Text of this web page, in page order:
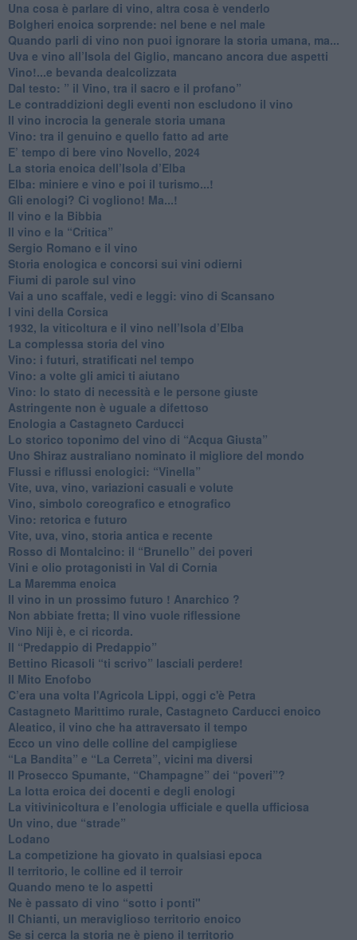
​Una cosa è parlare di vino, altra cosa è venderlo
Bolgheri enoica sorprende: nel bene e nel male
​Quando parli di vino non puoi ignorare la storia umana, ma...
Uva e vino all’Isola del Giglio, mancano ancora due aspetti
​Vino!...e bevanda dealcolizzata
​Dal testo: ” il Vino, tra il sacro e il profano”
Le contraddizioni degli eventi non escludono il vino
​Il vino incrocia la generale storia umana
Vino: tra il genuino e quello fatto ad arte
E’ tempo di bere vino Novello, 2024
La storia enoica dell’Isola d’Elba
Elba: miniere e vino e poi il turismo...!
​Gli enologi? Ci vogliono! Ma...!
​Il vino e la Bibbia
​Il vino e la “Critica”
Sergio Romano e il vino
​Storia enologica e concorsi sui vini odierni
Fiumi di parole sul vino
​Vai a uno scaffale, vedi e leggi: vino di Scansano
​I vini della Corsica
​1932, la viticoltura e il vino nell’Isola d’Elba
​La complessa storia del vino
​Vino: i futuri, stratificati nel tempo
Vino: a volte gli amici ti aiutano
Vino: lo stato di necessità e le persone giuste
​Astringente non è uguale a difettoso
Enologia a Castagneto Carducci
Lo storico toponimo del vino di “Acqua Giusta”
Uno Shiraz australiano nominato il migliore del mondo
​Flussi e riflussi enologici: “Vinella”
Vite, uva, vino, variazioni casuali e volute
Vino, simbolo coreografico e etnografico
​Vino: retorica e futuro
​Vite, uva, vino, storia antica e recente
​Rosso di Montalcino: il “Brunello” dei poveri
Vini e olio protagonisti in Val di Cornia
​La Maremma enoica
Il vino in un prossimo futuro ! Anarchico ?
​Non abbiate fretta; Il vino vuole riflessione
​Vino Niji è, e ci ricorda.
Il “Predappio di Predappio”
Bettino Ricasoli “ti scrivo” lasciali perdere!
Il Mito Enofobo
​C’era una volta l'Agricola Lippi, oggi c'è Petra
​Castagneto Marittimo rurale, Castagneto Carducci enoico
Aleatico, il vino che ha attraversato il tempo
Ecco un vino delle colline del campigliese
“La Bandita” e “La Cerreta”, vicini ma diversi
​Il Prosecco Spumante, “Champagne” dei “poveri”?
​La lotta eroica dei docenti e degli enologi
​La vitivinicoltura e l’enologia ufficiale e quella ufficiosa
​Un vino, due “strade”
Lodano
​La competizione ha giovato in qualsiasi epoca
Il territorio, le colline ed il terroir
Quando meno te lo aspetti
​Ne è passato di vino “sotto i ponti"
​Il Chianti, un meraviglioso territorio enoico
​Se si cerca la storia ne è pieno il territorio